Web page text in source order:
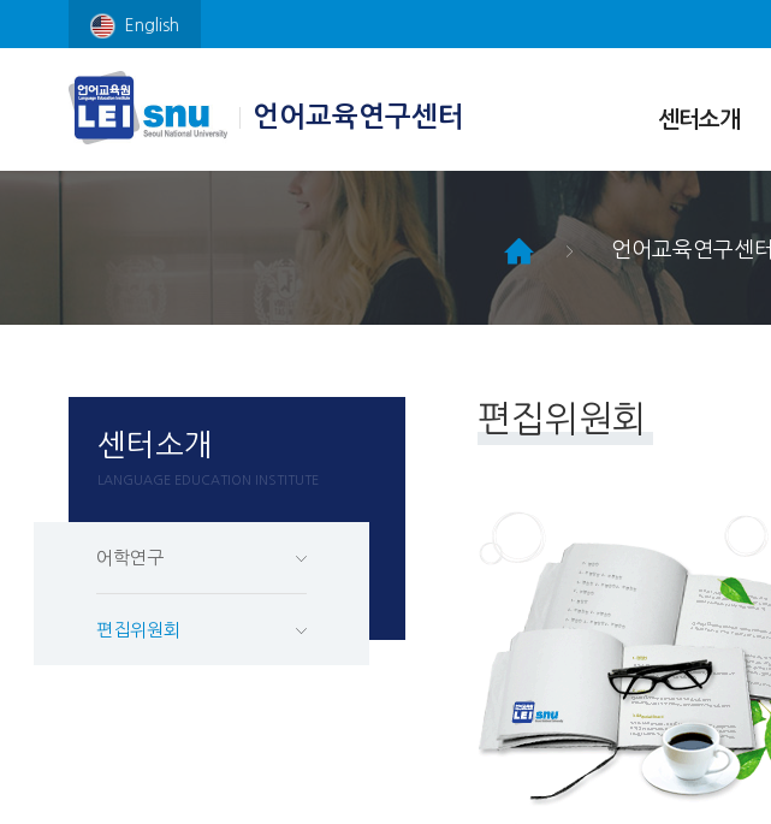
English
언어교육연구센터 센터소개
편집위원회
언어교육연구센터
편집위원회
센터소개
LANGUAGE EDUCATION INSTITUTE
어학연구
편집위원회